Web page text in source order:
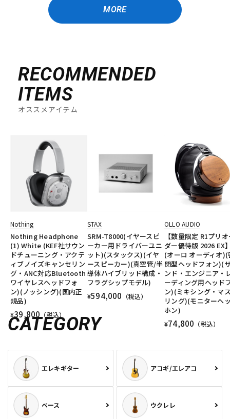
MORE
RECOMMENDED
ITEMS
オススメアイテム
Nothing
Nothing Headphone
(1) White (KEF社サウン
ドチューニング・アクテ
ィブノイズキャンセリン
グ・ANC対応Bluetooth
ワイヤレスヘッドフォ
ン)(ノッシング)(国内正
規品)
¥39,800 （税込）
STAX
SRM-T8000(イヤースピ
ーカー用ドライバーユニ
ット)(スタックス)(イヤ
ースピーカー)(真空管/半
導体ハイブリッド構成・
フラグシップモデル)
¥594,000 （税込）
OLLO AUDIO
【数量限定 R1プリ
ダー優待版 2026 EX
(オーロ オーディオ)(
閉型ヘッドフォン)(
ンド・エンジニア・
ーディング用ヘッド
ン)(ミキシング・マ
リング)(モニターヘ
ホン)
¥74,800 （税込）
CATEGORY
エレキギター アコギ/エレアコ
ベース ウクレレ